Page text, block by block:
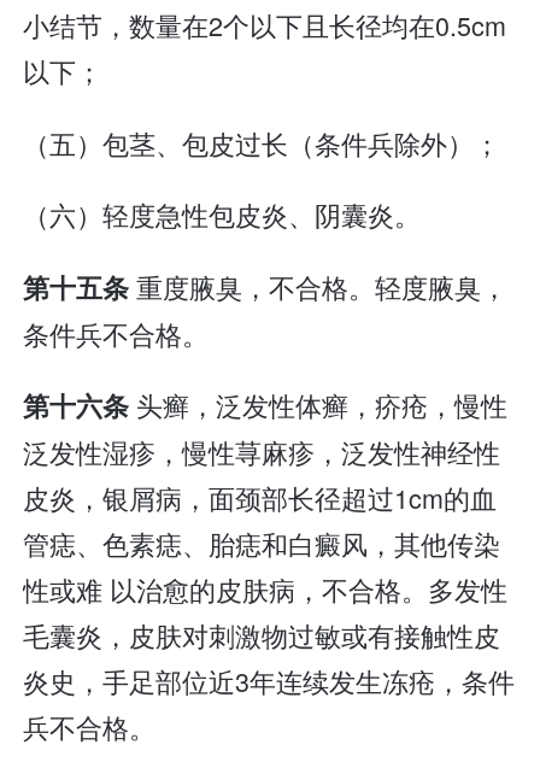
小结节，数量在2个以下且长径均在0.5cm
以下；
（五）包茎、包皮过长（条件兵除外）；
（六）轻度急性包皮炎、阴囊炎。
第十五条重度腋臭，不合格。轻度腋臭，
条件兵不合格。
第十六条 头癣，泛发性体癣，疥疮，慢性
泛发性湿疹，慢性荨麻疹，泛发性神经性
皮炎，银屑病，面颈部长径超过1cm的血
管痣、色素痣、胎痣和白癜风，其他传染
性或难 以治愈的皮肤病，不合格。多发性
毛囊炎，皮肤对刺激物过敏或有接触性皮
炎史，手足部位近3年连续发生冻疮，条件
兵不合格。